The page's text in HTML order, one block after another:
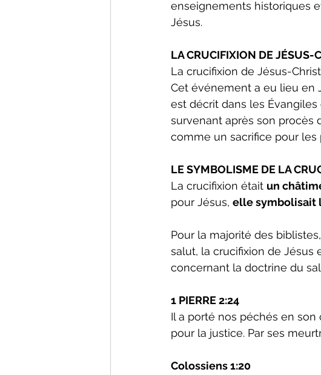
enseignements historiques
Jésus.
LA CRUCIFIXION DE JÉSUS-
La crucifixion de Jésus-
Cet événement a eu lieu en
est décrit dans les
survenant après son procès
comme un sacrifice pour
LE SYMBOLISME DE LA
La crucifixion était un
pour Jésus, elle symbolisait
Pour la majorité des
salut, la crucifixion de Jésus
concernant la doctrine du
1 PIERRE 2:24
Il a porté nos péchés en
pour la justice. Par ses
Colossiens 1:20